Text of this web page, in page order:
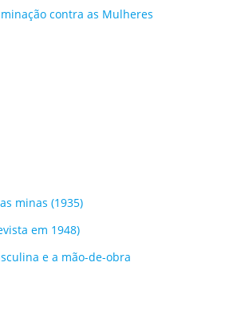
contra as Mulheres
minas (1935)
em 1948)
e a mão-de-obra